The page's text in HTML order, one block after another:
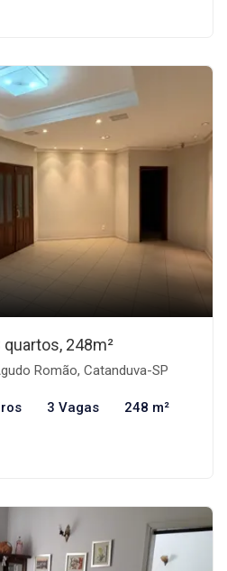
quartos, 248m²
Romão, Catanduva-SP
3 Vagas 248 m²